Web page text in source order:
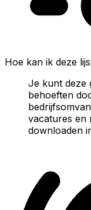
Hoe kan ik deze
Je kunt deze
behoeften
vacatures en
downloaden